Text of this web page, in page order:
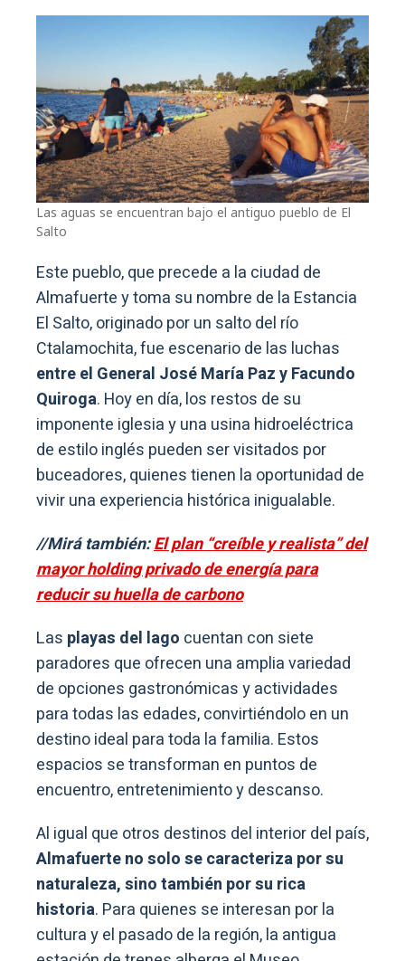
Las aguas se encuentran bajo el antiguo pueblo de El
Salto
Este pueblo, que precede a la ciudad de
Almafuerte y toma su nombre de la Estancia
El Salto, originado por un salto del río
Ctalamochita, fue escenario de las luchas
entre el General José María Paz y Facundo
Quiroga. Hoy en día, los restos de su
imponente iglesia y una usina hidroeléctrica
de estilo inglés pueden ser visitados por
buceadores, quienes tienen la oportunidad de
vivir una experiencia histórica inigualable.
//Mirá también:El plan “creíble y realista” del
mayor holding privado de energía para
reducir su huella de carbono
Las playas del lago cuentan con siete
paradores que ofrecen una amplia variedad
de opciones gastronómicas y actividades
para todas las edades, convirtiéndolo en un
destino ideal para toda la familia. Estos
espacios se transforman en puntos de
encuentro, entretenimiento y descanso.
Al igual que otros destinos del interior del país,
Almafuerte no solo se caracteriza por su
naturaleza, sino también por su rica
historia. Para quienes se interesan por la
cultura y el pasado de la región, la antigua